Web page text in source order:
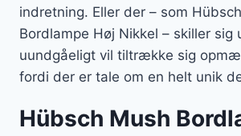
indretning. Eller der – som
Bordlampe Høj Nikkel – skiller sig
uundgåeligt vil tiltrække sig
fordi der er tale om en helt unik
Hübsch Mush